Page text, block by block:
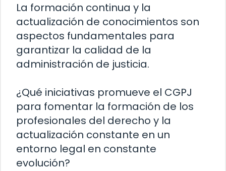
La formación continua y la
actualización de conocimientos son
aspectos fundamentales para
garantizar la calidad de la
administración de justicia.
¿Qué iniciativas promueve el CGPJ
para fomentar la formación de los
profesionales del derecho y la
actualización constante en un
entorno legal en constante
evolución?